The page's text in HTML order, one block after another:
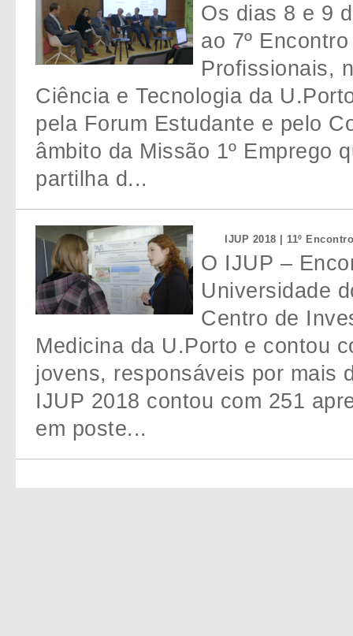
Os dias 8 e 9
ao 7º
Profissionais,
Ciência e Tecnologia da
pela Forum Estudante e pelo
âmbito da Missão 1º Emprego
partilha d...
IJUP 2018 | 11º
O IJUP –
Universidade
Centro de
Medicina da U.Porto e contou
jovens, responsáveis por mais
IJUP 2018 contou com 251
em poste...